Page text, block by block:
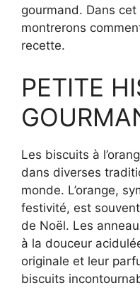
gourmand. Dans
montrerons
recette.
PETITE
Les biscuits à
dans diverses
monde. L’orange,
festivité, est
de Noël. Les
à la douceur
originale et leur
biscuits